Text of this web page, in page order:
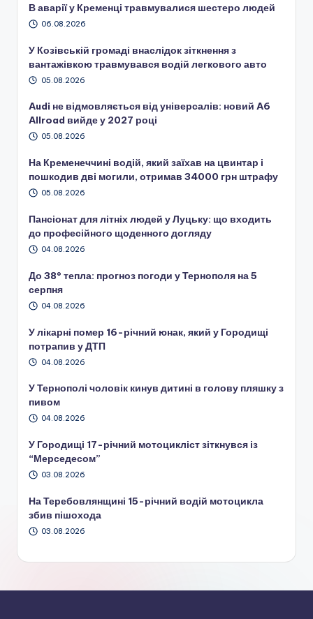
В аварії у Кременці травмувалися шестеро людей
06.08.2026
У Козівській громаді внаслідок зіткнення з
вантажівкою травмувався водій легкового авто
05.08.2026
Audi не відмовляється від універсалів: новий A6
Allroad вийде у 2027 році
05.08.2026
На Кременеччині водій, який заїхав на цвинтар і
пошкодив дві могили, отримав 34000 грн штрафу
05.08.2026
Пансіонат для літніх людей у Луцьку: що входить
до професійного щоденного догляду
04.08.2026
До 38° тепла: прогноз погоди у Тернополя на 5
серпня
04.08.2026
У лікарні помер 16-річний юнак, який у Городищі
потрапив у ДТП
04.08.2026
У Тернополі чоловік кинув дитині в голову пляшку з
пивом
04.08.2026
У Городищі 17-річний мотоцикліст зіткнувся із
“Мерседесом”
03.08.2026
На Теребовлянщині 15-річний водій мотоцикла
збив пішохода
03.08.2026